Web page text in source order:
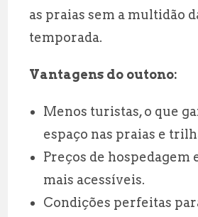
as praias sem a multidão
temporada.
Vantagens do outono:
Menos turistas, o que
espaço nas praias e
Preços de hospedagem
mais acessíveis.
Condições perfeitas